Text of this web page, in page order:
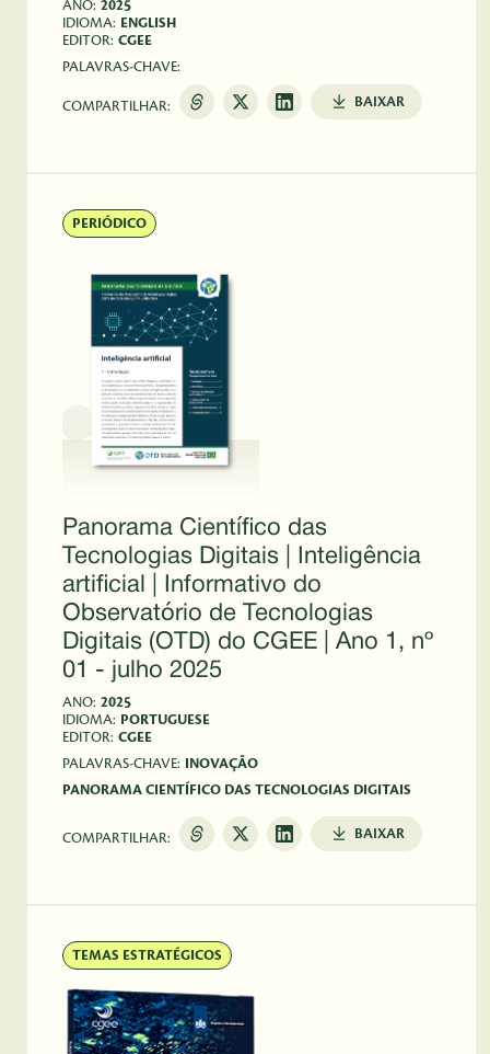
ANO: 2025
IDIOMA: ENGLISH
EDITOR: CGEE
PALAVRAS-CHAVE:
COMPARTILHAR: BAIXAR
PERIÓDICO
Panorama Científico das
Tecnologias Digitais | Inteligência
artificial | Informativo do
Observatório de Tecnologias
Digitais (OTD) do CGEE | Ano 1, nº
01 - julho 2025
ANO: 2025
IDIOMA: PORTUGUESE
EDITOR: CGEE
PALAVRAS-CHAVE:
INOVAÇÃO
PANORAMA CIENTÍFICO DAS TECNOLOGIAS DIGITAIS
COMPARTILHAR: BAIXAR
TEMAS ESTRATÉGICOS